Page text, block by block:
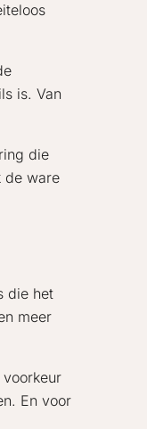
is. Van
die
de ware
die het
meer
En voor